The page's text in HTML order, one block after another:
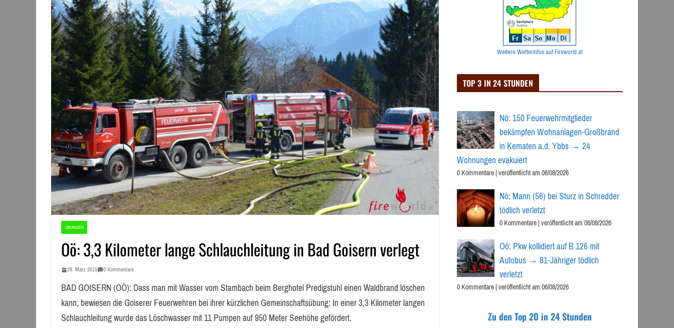
ÜBUNGEN
Oö: 3,3 Kilometer lange Schlauchleitung in Bad Goisern verlegt
28. März 2015 0 Kommentare
BAD GOISERN (OÖ): Dass man mit Wasser vom Stambach beim Berghotel Predigstuhl einen Waldbrand löschen
kann, bewiesen die Goiserer Feuerwehren bei ihrer kürzlichen Gemeinschaftsübung: In einer 3,3 Kilometer langen
Schlauchleitung wurde das Löschwasser mit 11 Pumpen auf 950 Meter Seehöhe gefördert.
Weitere Wetterinfos auf Fireworld.at
TOP 3 IN 24 STUNDEN
Nö: 150 Feuerwehrmitglieder
bekämpfen Wohnanlagen-Großbrand
in Kematen a.d. Ybbs → 24
Wohnungen evakuiert
0 Kommentare|veröffentlicht am 06/08/2026
Nö: Mann (56) bei Sturz in Schredder
tödlich verletzt
0 Kommentare|veröffentlicht am 06/08/2026
Oö: Pkw kollidiert auf B 126 mit
Autobus → 81-Jähriger tödlich
verletzt
0 Kommentare|veröffentlicht am 06/08/2026
Zu den Top 20 in 24 Stunden